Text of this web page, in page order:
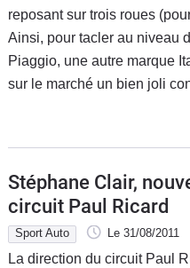
reposant sur trois roues
Ainsi, pour tacler au niveau
Piaggio, une autre marque
sur le marché un bien joli
Stéphane Clair,
circuit Paul Ricard
Sport Auto Le 31/08/2011
La direction du circuit Paul